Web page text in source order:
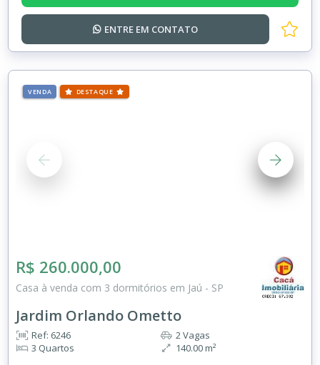
ENTRE EM CONTATO
VENDA DESTAQUE
R$ 260.000,00
Casa à venda com 3 dormitórios em Jaú - SP
Jardim Orlando Ometto
Ref: 6246
3 Quartos
2 Vagas
140.00 m²